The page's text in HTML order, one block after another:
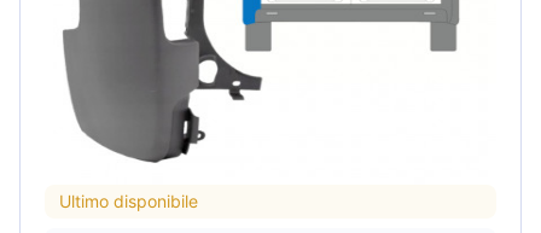
Ultimo disponibile